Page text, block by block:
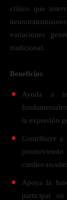
crítico que
variaciones
tradicional.
Beneficios
Ayuda a
la expresión
Contribuye a
Apoya la
participar